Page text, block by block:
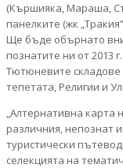
(Кършияка, Мараша,
панелките (жк
Ще бъде обърнато
познатите ни от 2013
Тютюневите складове
тепетата, Религии и
„Алтернативна карта
различния, непознат
туристически
селекцията на